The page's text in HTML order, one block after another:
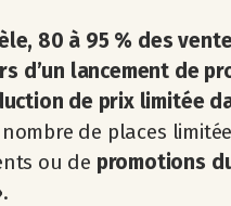
80 à 95 % des
d’un lancement de
de prix limitée
de places
ou de promotions
.